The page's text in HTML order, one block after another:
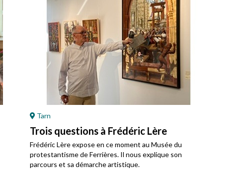
Tarn
Trois questions à Frédéric Lère
Frédéric Lère expose en ce moment au Musée du
protestantisme de Ferrières. Il nous explique son
parcours et sa démarche artistique.